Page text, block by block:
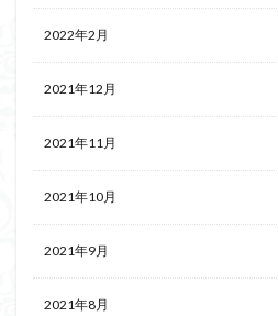
2022年2月
2021年12月
2021年11月
2021年10月
2021年9月
2021年8月